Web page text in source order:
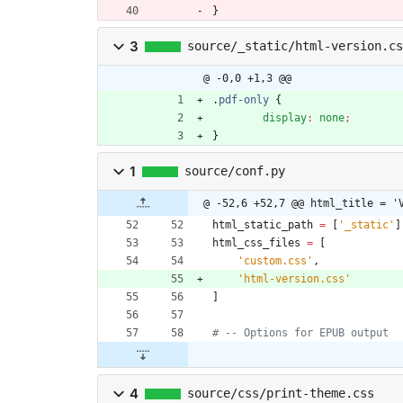
}
3 source/_static/html-
@ -0,0 +1,3 @@
. pdf-only
{
display: none;
}
1 source/conf.py
@ -52,6 +52,7 @@ html_title =
html_static_path = ' _static'
html_css_files =
' custom.css ' ,
' html-version.css '
# -- Options for EPUB output
4 source/css/print-theme.css